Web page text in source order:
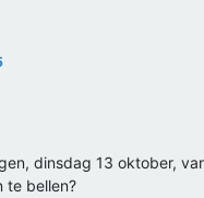
dinsdag 13 oktober,
te bellen?